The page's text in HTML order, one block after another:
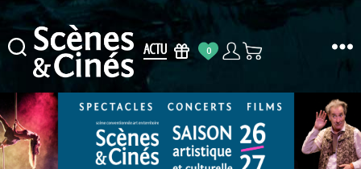
&
Cinés
0